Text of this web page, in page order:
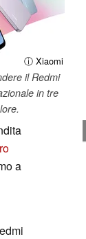
ⓘ Xiaomi
il Redmi
in tre
a